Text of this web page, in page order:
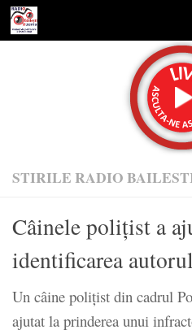
Skip to content
STIRILE RADIO
Câinele poliţist a
identificarea
Un câine poliţist din cadrul
ajutat la prinderea unui